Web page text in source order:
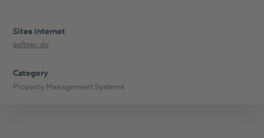
Sites internet
softtec.de
Category
Property Management Systems